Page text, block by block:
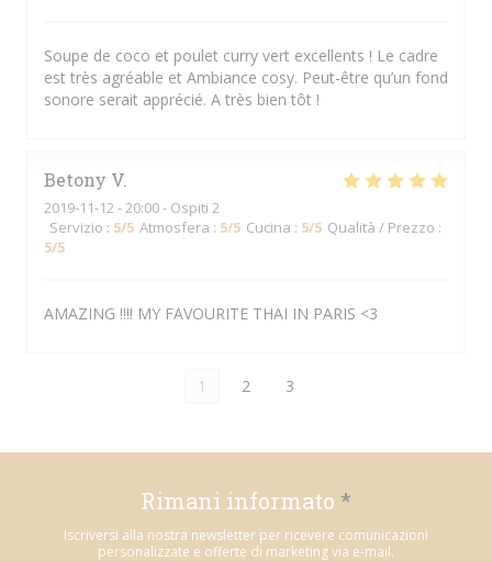
Soupe de coco et poulet curry vert excellents ! Le cadre
est très agréable et Ambiance cosy. Peut-être qu’un fond
sonore serait apprécié. A très bien tôt !
Betony V
2019-11-12 - 20:00 - Ospiti 2
Servizio : 5/5 Atmosfera : 5/5 Cucina : 5/5 Qualità / Prezzo :
5/5
AMAZING !!!! MY FAVOURITE THAI IN PARIS <3
1 2 3
Rimani informato *
Iscriversi alla nostra newsletter per ricevere comunicazioni
personalizzate e offerte di marketing via e-mail.